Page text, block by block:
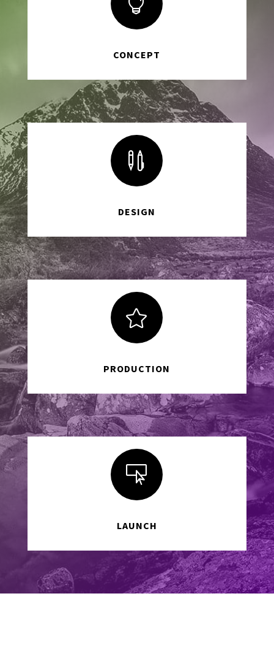
CONCEPT

DESIGN

PRODUCTION

LAUNCH